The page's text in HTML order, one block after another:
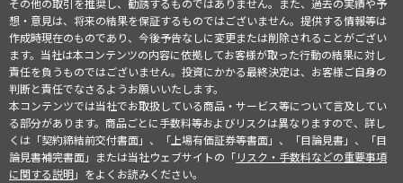
その他の取引を推奨し、勧誘するものではありません。また、過去の実績や予
想・意見は、将来の結果を保証するものではございません。提供する情報等は
作成時現在のものであり、今後予告なしに変更または削除されることがござい
ます。当社は本コンテンツの内容に依拠してお客様が取った行動の結果に対し
責任を負うものではございません。投資にかかる最終決定は、お客様ご自身の
判断と責任でなさるようお願いいたします。
本コンテンツでは当社でお取扱している商品・サービス等について言及してい
る部分があります。商品ごとに手数料等およびリスクは異なりますので、詳し
くは「契約締結前交付書面」、「上場有価証券等書面」、「目論見書」、「目
論見書補完書面」または当社ウェブサイトの「リスク・手数料などの重要事項
に関する説明」をよくお読みください。